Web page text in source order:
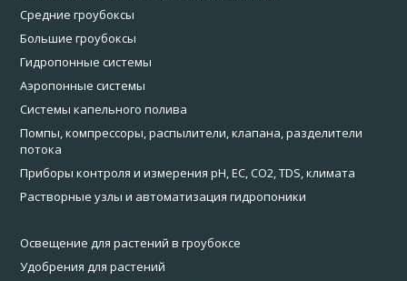
Средние гроубоксы
Большие гроубоксы
Гидропонные системы
Аэропонные системы
Системы капельного полива
Помпы, компрессоры, распылители, клапана, разделители
потока
Приборы контроля и измерения pH, EC, CO2, TDS, климата
Растворные узлы и автоматизация гидропоники
Освещение для растений в гроубоксе
Удобрения для растений